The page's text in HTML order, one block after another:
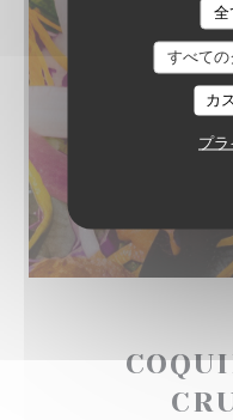
全
すべて
カ
プ